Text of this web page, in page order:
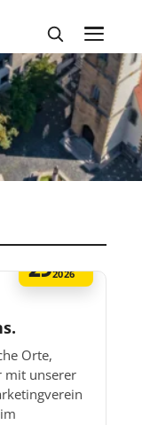
292026
Orte,
mit unserer